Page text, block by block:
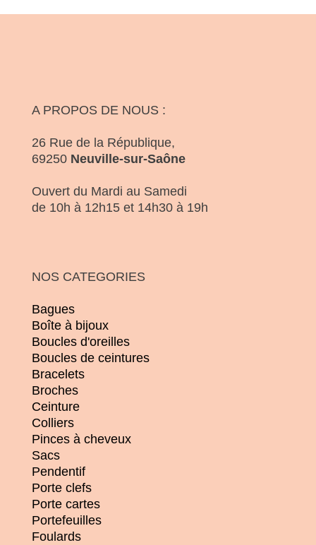
A PROPOS DE NOUS :
26 Rue de la République,
69250 Neuville-sur-Saône
Ouvert du Mardi au Samedi
de 10h à 12h15 et 14h30 à 19h
NOS CATEGORIES
Bagues
Boîte à bijoux
Boucles d'oreilles
Boucles de ceintures
Bracelets
Broches
Ceinture
Colliers
Pinces à cheveux
Sacs
Pendentif
Porte clefs
Porte cartes
Portefeuilles
Foulards